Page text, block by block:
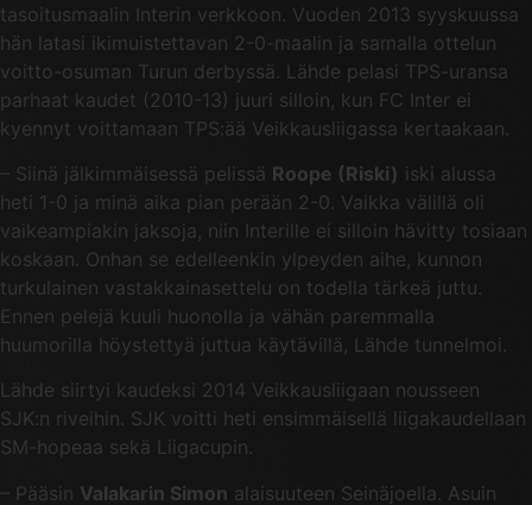
tasoitusmaalin Interin verkkoon. Vuoden 2013 syyskuussa
hän latasi ikimuistettavan 2-0-maalin ja samalla ottelun
voitto-osuman Turun derbyssä. Lähde pelasi TPS-uransa
parhaat kaudet (2010-13) juuri silloin, kun FC Inter ei
kyennyt voittamaan TPS:ää Veikkausliigassa kertaakaan.
– Siinä jälkimmäisessä pelissä Roope (Riski) iski alussa
heti 1-0 ja minä aika pian perään 2-0. Vaikka välillä oli
vaikeampiakin jaksoja, niin Interille ei silloin hävitty tosiaan
koskaan. Onhan se edelleenkin ylpeyden aihe, kunnon
turkulainen vastakkainasettelu on todella tärkeä juttu.
Ennen pelejä kuuli huonolla ja vähän paremmalla
huumorilla höystettyä juttua käytävillä, Lähde tunnelmoi.
Lähde siirtyi kaudeksi 2014 Veikkausliigaan nousseen
SJK:n riveihin. SJK voitti heti ensimmäisellä liigakaudellaan
SM-hopeaa sekä Liigacupin.
– Pääsin Valakarin Simon alaisuuteen Seinäjoella. Asuin